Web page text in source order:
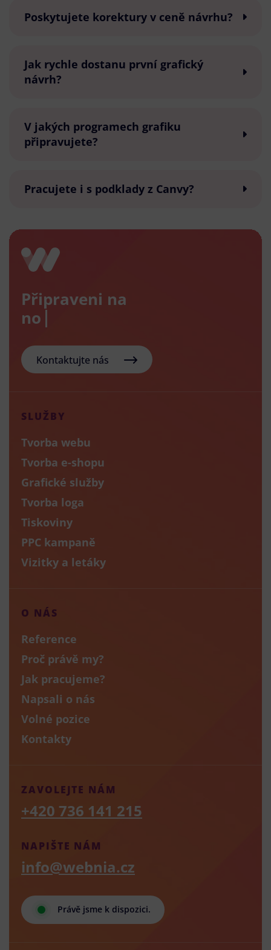
Poskytujete korektury v ceně návrhu?
Jak rychle dostanu první grafický
návrh?
V jakých programech grafiku
připravujete?
Pracujete i s podklady z Canvy?
Připraveni na
nový e-
Kontaktujte nás
SLUŽBY
Tvorba webu
Tvorba e-shopu
Grafické služby
Tvorba loga
Tiskoviny
PPC kampaně
Vizitky a letáky
O NÁS
Reference
Proč právě my?
Jak pracujeme?
Napsali o nás
Volné pozice
Kontakty
Právě jsme k dispozici.
NAPIŠTE NÁM
info@webnia.cz
ZAVOLEJTE NÁM
+420 736 141 215